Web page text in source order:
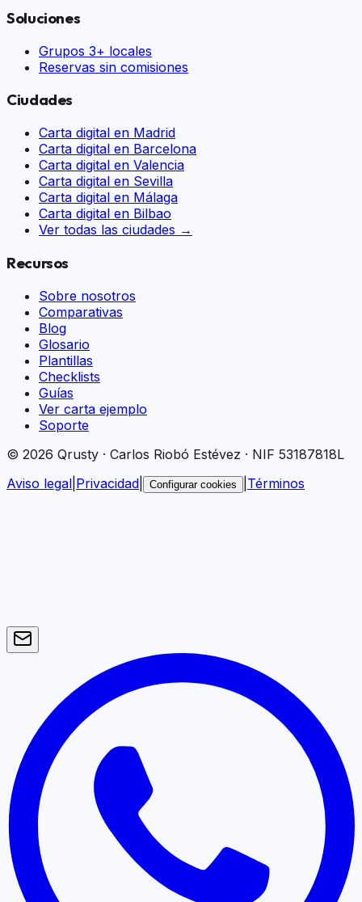
Soluciones
Grupos 3+ locales
Reservas sin comisiones
Ciudades
Carta digital en Madrid
Carta digital en Barcelona
Carta digital en Valencia
Carta digital en Sevilla
Carta digital en Málaga
Carta digital en Bilbao
Ver todas las ciudades →
Recursos
Sobre nosotros
Comparativas
Blog
Glosario
Plantillas
Checklists
Guías
Ver carta ejemplo
Soporte
© 2026 Qrusty · Carlos Riobó Estévez · NIF 53187818L
Aviso legal Privacidad Configurar cookies Términos